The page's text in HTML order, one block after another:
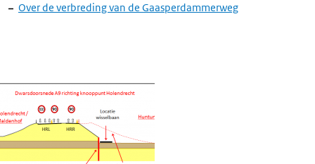
Over de verbreding van de Gaasperdammerweg